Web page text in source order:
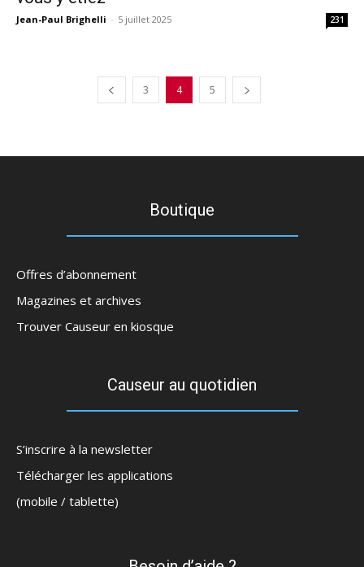
Jean-Paul Brighelli - 5 juillet 2025 231
3 4 5
Boutique
Offres d’abonnement
Magazines et archives
Trouver Causeur en kiosque
Causeur au quotidien
S’inscrire à la newsletter
Télécharger les applications
(mobile / tablette)